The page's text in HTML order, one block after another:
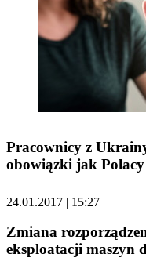
Pracownicy z
obowiązki jak
24.01.2017 | 15:27
Zmiana
eksploatacji maszyn